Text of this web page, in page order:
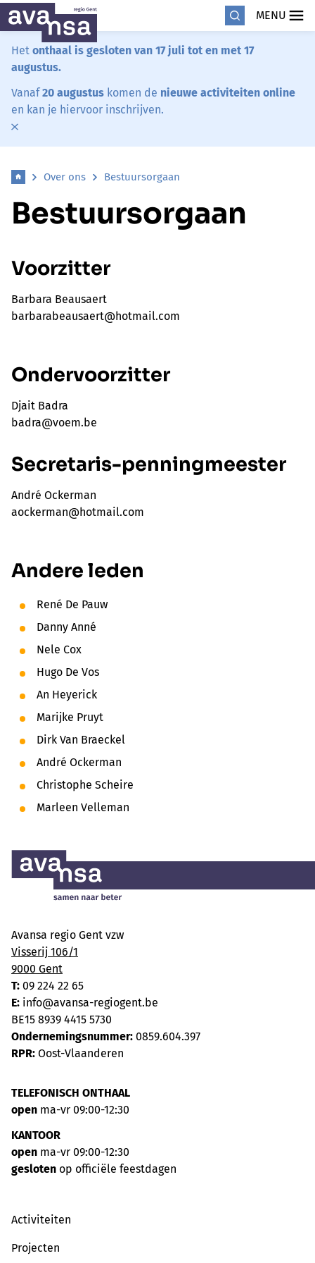
MENU
Het onthaal is gesloten van 17 juli tot en met 17
augustus.
Vanaf20 augustus komen de nieuwe activiteiten online
en kan je hiervoor inschrijven.
Over ons Bestuursorgaan
Bestuursorgaan
Voorzitter
Barbara Beausaert
barbarabeausaert@hotmail.com
Ondervoorzitter
Djait Badra
badra@voem.be
Secretaris-penningmeester
André Ockerman
aockerman@hotmail.com
Andere leden
René De Pauw
Danny Anné
Nele Cox
Hugo De Vos
An Heyerick
Marijke Pruyt
Dirk Van Braeckel
André Ockerman
Christophe Scheire
Marleen Velleman
Avansa regio Gent vzw
Visserij 106/1
9000 Gent
T: 09 224 22 65
E: info@avansa-regiogent.be
BE15 8939 4415 5730
Ondernemingsnummer: 0859.604.397
RPR: Oost-Vlaanderen
TELEFONISCH ONTHAAL
open ma-vr 09:00-12:30
KANTOOR
open ma-vr 09:00-12:30
gesloten op officiële feestdagen
Activiteiten
Projecten